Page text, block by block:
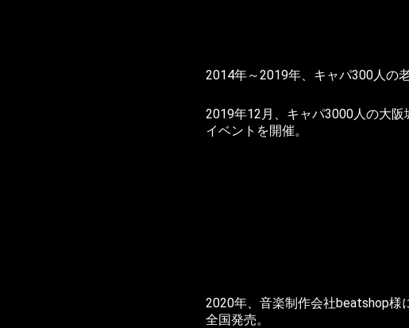
2014年～2019年、キャパ300人の
2019年12月、キャパ3000人の大
イベントを開催。
2020年、音楽制作会社beatshop様
全国発売。